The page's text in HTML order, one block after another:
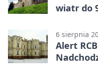
wiatr do
6 sierpnia
Alert